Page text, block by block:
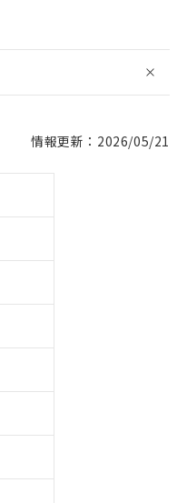
情報更新：2026/05/21